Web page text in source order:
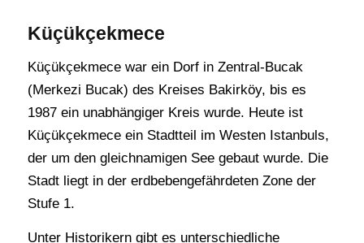
Küçükçekmece
Küçükçekmece war ein Dorf in Zentral-Bucak
(Merkezi Bucak) des Kreises Bakirköy, bis es
1987 ein unabhängiger Kreis wurde. Heute ist
Küçükçekmece ein Stadtteil im Westen Istanbuls,
der um den gleichnamigen See gebaut wurde. Die
Stadt liegt in der erdbebengefährdeten Zone der
Stufe 1.
Unter Historikern gibt es unterschiedliche